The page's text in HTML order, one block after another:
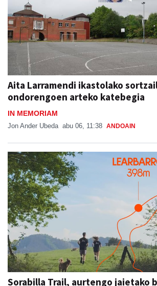
Aita Larramendi ikastolako
ondorengoen arteko katebegia
IN MEMORIAM
Jon Ander Ubeda abu 06, 11:38 ANDOAIN
Sorabilla Trail, aurtengo jaietako